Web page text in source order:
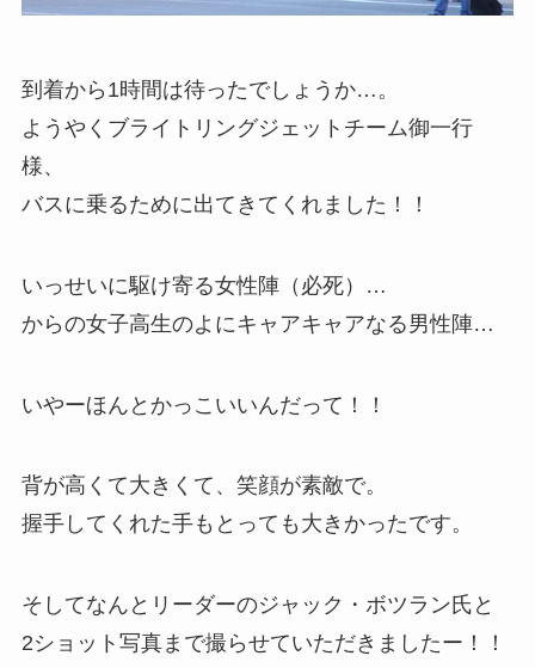
到着から1時間は待ったでしょうか…。
ようやくブライトリングジェットチーム御一行
様、
バスに乗るために出てきてくれました！！
いっせいに駆け寄る女性陣（必死）…
からの女子高生のよにキャアキャアなる男性陣…
いやーほんとかっこいいんだって！！
背が高くて大きくて、笑顔が素敵で。
握手してくれた手もとっても大きかったです。
そしてなんとリーダーのジャック・ボツラン氏と
2ショット写真まで撮らせていただきましたー！！